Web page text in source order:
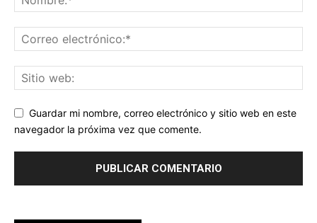
Guardar mi nombre, correo electrónico y sitio web en este
navegador la próxima vez que comente.